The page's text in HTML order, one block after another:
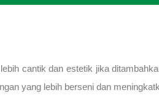
cantik dan estetik jika
yang lebih berseni dan